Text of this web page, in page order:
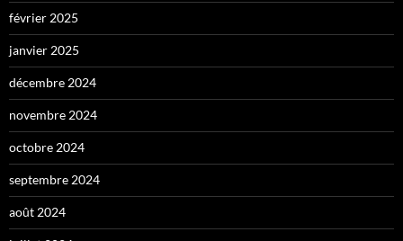
février 2025
janvier 2025
décembre 2024
novembre 2024
octobre 2024
septembre 2024
août 2024